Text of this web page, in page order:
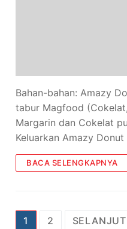
Bahan-bahan: Amazy
tabur Magfood
Margarin dan Cokelat
Keluarkan Amazy
BACA SELENGKAPNYA
1 2